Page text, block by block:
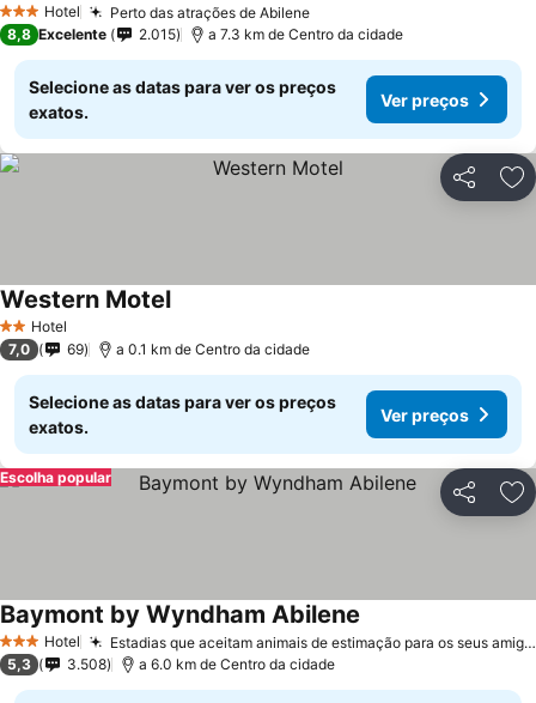
3 EstrelasHotel Perto das atrações de Abilene
8,8 Excelente 2.015 a 7.3 km de Centro da cidade
Selecione as datas para ver os preços
exatos.
Ver preços
Partilhar
2 Estrelas
Hotel
Western Motel
7,0 69 a 0.1 km de Centro da cidade
Selecione as datas para ver os preços
exatos.
Ver preços
Partilhar
Escolha popular
3 EstrelasHotel Estadias que aceitam animais de estimação para os seus amigos peludos
Baymont by Wyndham Abilene
5,3 3.508 a 6.0 km de Centro da cidade